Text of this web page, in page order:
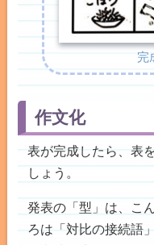
完
作文化
表が完成したら、表
しょう。
発表の「型」は、こ
ろは「対比の接続語